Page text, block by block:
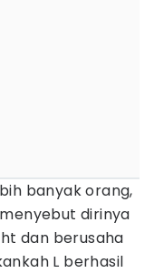
banyak orang,
dirinya
dan berusaha
L berhasil